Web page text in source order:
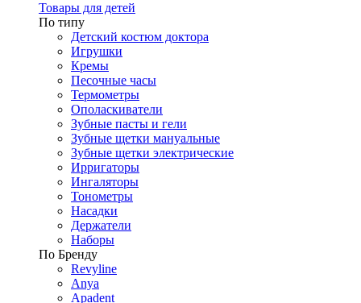
Товары для детей
По типу
Детский костюм доктора
Игрушки
Кремы
Песочные часы
Термометры
Ополаскиватели
Зубные пасты и гели
Зубные щетки мануальные
Зубные щетки электрические
Ирригаторы
Ингаляторы
Тонометры
Насадки
Держатели
Наборы
По Бренду
Revyline
Anya
Apadent